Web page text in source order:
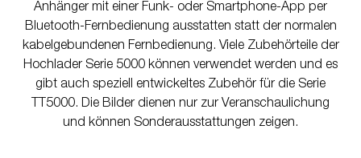
Anhänger mit einer Funk- oder Smartphone-App per
Bluetooth-Fernbedienung ausstatten statt der normalen
kabelgebundenen Fernbedienung. Viele Zubehörteile der
Hochlader Serie 5000 können verwendet werden und es
gibt auch speziell entwickeltes Zubehör für die Serie
TT5000. Die Bilder dienen nur zur Veranschaulichung
und können Sonderausstattungen zeigen.